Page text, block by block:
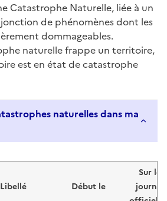
Catastrophe Naturelle, liée à un
de phénomènes dont les
dommageables.
naturelle frappe un territoire,
est en état de catastrophe
naturelles dans ma
Libellé Début le
Sur le
journal